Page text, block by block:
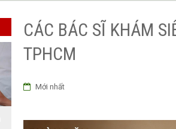
CÁC BÁC SĨ KHÁM
TPHCM
Mới nhất